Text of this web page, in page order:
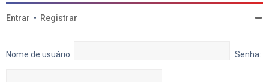
Entrar • Registrar
Nome de usuário: Senha: